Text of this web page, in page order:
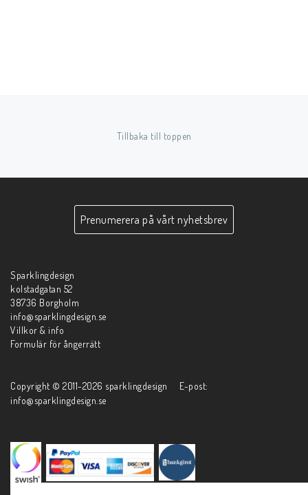
Tillbaka till toppen
Prenumerera på vårt nyhetsbrev
Sparklingdesign
kolstadgatan 52
38736 Borgholm
info@sparklingdesign.se
Villkor & info
Formulär för ångerrätt
Copyright © 2011-2026 sparklingdesign E-post:
info@sparklingdesign.se